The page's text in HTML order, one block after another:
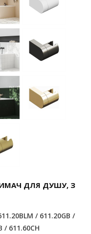
ДЛЯ ДУШУ, З
/ 611.20GB /
/ 611.60CH